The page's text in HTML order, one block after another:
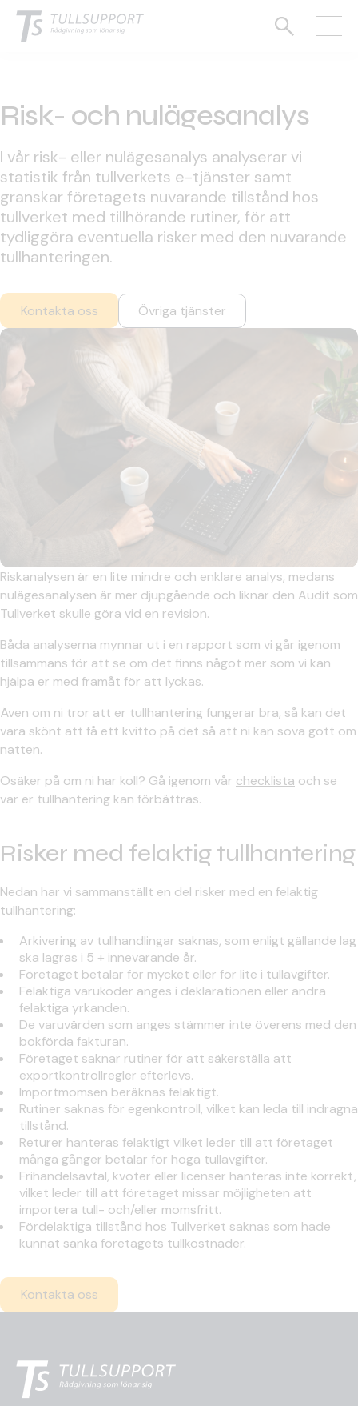
Risk- och nulägesanalys
I vår risk- eller nulägesanalys analyserar vi
statistik från tullverkets e-tjänster samt
granskar företagets nuvarande tillstånd hos
tullverket med tillhörande rutiner, för att
tydliggöra eventuella risker med den nuvarande
tullhanteringen.
Kontakta oss Övriga tjänster
Riskanalysen är en lite mindre och enklare analys, medans
nulägesanalysen är mer djupgående och liknar den Audit som
Tullverket skulle göra vid en revision.
Båda analyserna mynnar ut i en rapport som vi går igenom
tillsammans för att se om det finns något mer som vi kan
hjälpa er med framåt för att lyckas.
Även om ni tror att er tullhantering fungerar bra, så kan det
vara skönt att få ett kvitto på det så att ni kan sova gott om
natten.
Osäker på om ni har koll? Gå igenom vår checklista och se
var er tullhantering kan förbättras.
Risker med felaktig tullhantering
Nedan har vi sammanställt en del risker med en felaktig
tullhantering:
Arkivering av tullhandlingar saknas, som enligt gällande lag
ska lagras i 5 + innevarande år.
Företaget betalar för mycket eller för lite i tullavgifter.
Felaktiga varukoder anges i deklarationen eller andra
felaktiga yrkanden.
De varuvärden som anges stämmer inte överens med den
bokförda fakturan.
Företaget saknar rutiner för att säkerställa att
exportkontrollregler efterlevs.
Importmomsen beräknas felaktigt.
Rutiner saknas för egenkontroll, vilket kan leda till indragna
tillstånd.
Returer hanteras felaktigt vilket leder till att företaget
många gånger betalar för höga tullavgifter.
Frihandelsavtal, kvoter eller licenser hanteras inte korrekt,
vilket leder till att företaget missar möjligheten att
importera tull- och/eller momsfritt.
Fördelaktiga tillstånd hos Tullverket saknas som hade
kunnat sänka företagets tullkostnader.
Kontakta oss